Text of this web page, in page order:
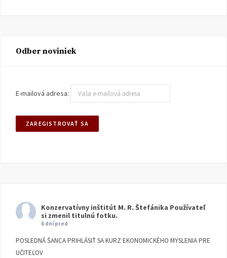
Odber noviniek
E-mailová adresa:
Konzervatívny inštitút M. R. Štefánika Používateľ
si zmenil titulnú fotku.
6 dní pred
POSLEDNÁ ŠANCA PRIHLÁSIŤ SA KURZ EKONOMICKÉHO MYSLENIA PRE
UČITEĽOV